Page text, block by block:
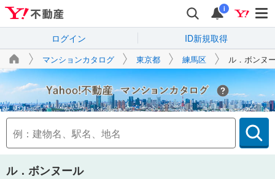
i
ログイン ID新規取得
マンションカタログ 東京都 練馬区 ル．ボンヌ
Yahoo!不動産
ル．ボンヌール